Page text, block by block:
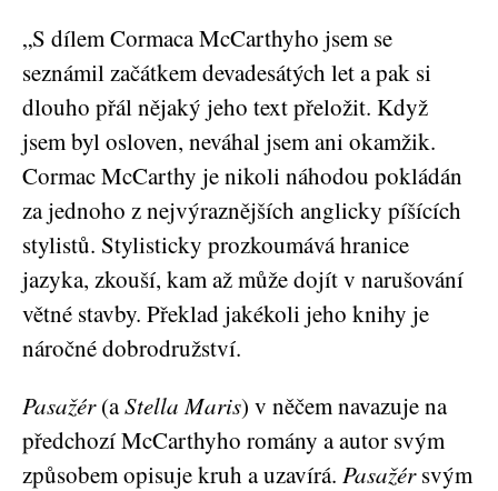
„S dílem Cormaca McCarthyho jsem se
seznámil začátkem devadesátých let a pak si
dlouho přál nějaký jeho text přeložit. Když
jsem byl osloven, neváhal jsem ani okamžik.
Cormac McCarthy je nikoli náhodou pokládán
za jednoho z nejvýraznějších anglicky píšících
stylistů. Stylisticky prozkoumává hranice
jazyka, zkouší, kam až může dojít v narušování
větné stavby. Překlad jakékoli jeho knihy je
náročné dobrodružství.
Pasažér(aStella Maris) v něčem navazuje na
předchozí McCarthyho romány a autor svým
způsobem opisuje kruh a uzavírá. Pasažérsvým